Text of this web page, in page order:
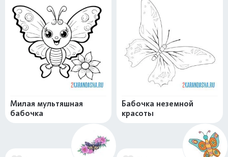
Милая мультяшная
бабочка
Бабочка неземной
красоты